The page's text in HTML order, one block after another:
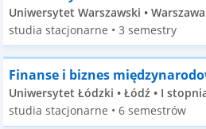
Uniwersytet Warszawski •
studia stacjonarne • 3 semestry
Finanse i biznes
Uniwersytet Łódzki • Łódź • I
studia stacjonarne • 6 semestrów